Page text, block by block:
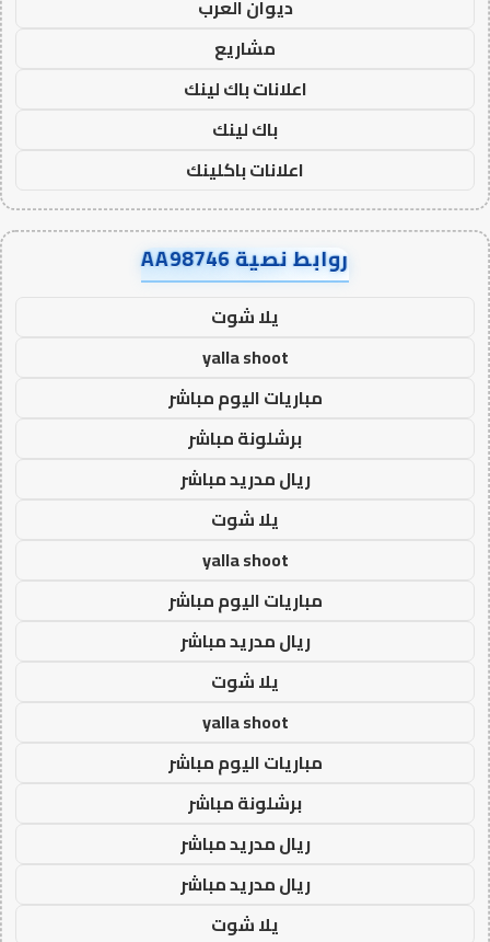
ديوان العرب
مشاريع
اعلانات باك لينك
باك لينك
اعلانات باكلينك
روابط نصية AA98746
يلا شوت
yalla shoot
مباريات اليوم مباشر
برشلونة مباشر
ريال مدريد مباشر
يلا شوت
yalla shoot
مباريات اليوم مباشر
ريال مدريد مباشر
يلا شوت
yalla shoot
مباريات اليوم مباشر
برشلونة مباشر
ريال مدريد مباشر
ريال مدريد مباشر
يلا شوت